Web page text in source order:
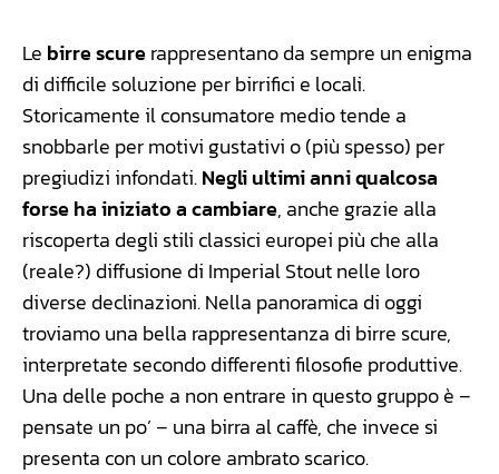
Le birre scurerappresentano da sempre un enigma
di difficile soluzione per birrifici e locali.
Storicamente il consumatore medio tende a
snobbarle per motivi gustativi o (più spesso) per
pregiudizi infondati.Negli ultimi anni qualcosa
forse ha iniziato a cambiare, anche grazie alla
riscoperta degli stili classici europei più che alla
(reale?) diffusione di Imperial Stout nelle loro
diverse declinazioni. Nella panoramica di oggi
troviamo una bella rappresentanza di birre scure,
interpretate secondo differenti filosofie produttive.
Una delle poche a non entrare in questo gruppo è –
pensate un po’ – una birra al caffè, che invece si
presenta con un colore ambrato scarico.